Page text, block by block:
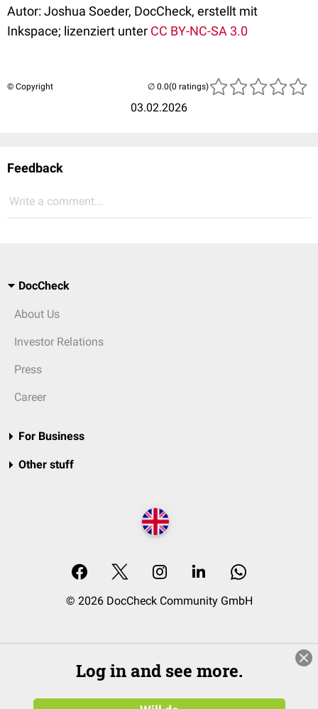
Autor: Joshua Soeder, DocCheck, erstellt mit
Inkspace; lizenziert unter CC BY-NC-SA 3.0
© Copyright
03.02.2026
(0 ratings)
Feedback
Write a comment...
DocCheck
About Us
Investor Relations
Press
Career
For Business
Other stuff
© 2026 DocCheck Community GmbH
Log in and see more.